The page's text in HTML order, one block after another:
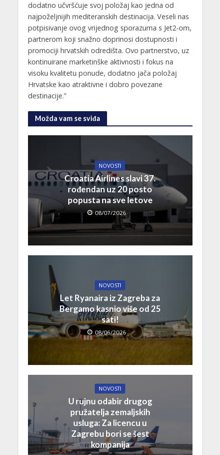
dodatno učvršćuje svoj položaj kao jedna od
najpoželjnijih mediteranskih destinacija. Veseli nas
potpisivanje ovog vrijednog sporazuma s Jet2-om,
partnerom koji snažno doprinosi dostupnosti i
promociji hrvatskih odredišta. Ovo partnerstvo, uz
kontinuirane marketinške aktivnosti i fokus na
visoku kvalitetu ponude, dodatno jača položaj
Hrvatske kao atraktivne i dobro povezane
destinacije.”
Možda vam se sviđa
NOVOSTI
Croatia Airlines slavi 37.
rođendan uz 20 posto
popusta na sve letove
08/07/2026
NOVOSTI
Let Ryanaira iz Zagreba za
Bergamo kasnio više od 25
sati!
08/06/2026
NOVOSTI
U rujnu odabir drugog
pružatelja zemaljskih
usluga: Za licencu u
Zagrebu bori se šest
kompanija